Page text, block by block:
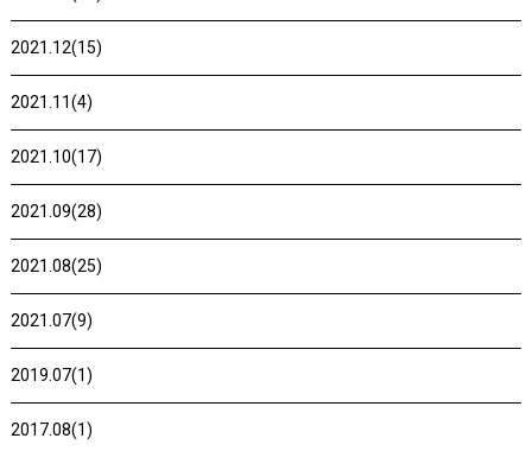
2021.12(15)
2021.11(4)
2021.10(17)
2021.09(28)
2021.08(25)
2021.07(9)
2019.07(1)
2017.08(1)